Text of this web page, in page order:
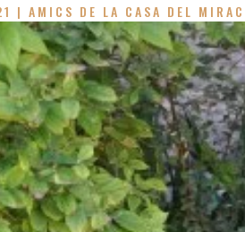
|AMICS DE LA CASA DEL